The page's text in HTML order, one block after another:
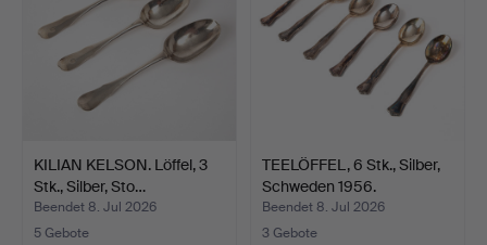
KILIAN KELSON. Löffel, 3
Stk., Silber, Sto…
Beendet 8. Jul 2026
5 Gebote
TEELÖFFEL, 6 Stk., Silber,
Schweden 1956.
Beendet 8. Jul 2026
3 Gebote